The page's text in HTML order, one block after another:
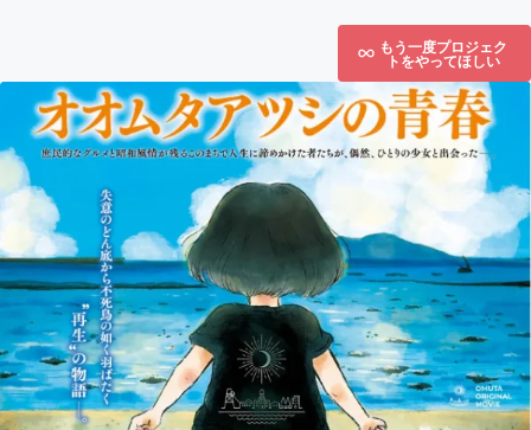
もう一度プロジェク
トをやってほしい